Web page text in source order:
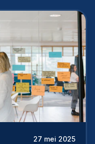
27 mei 2025